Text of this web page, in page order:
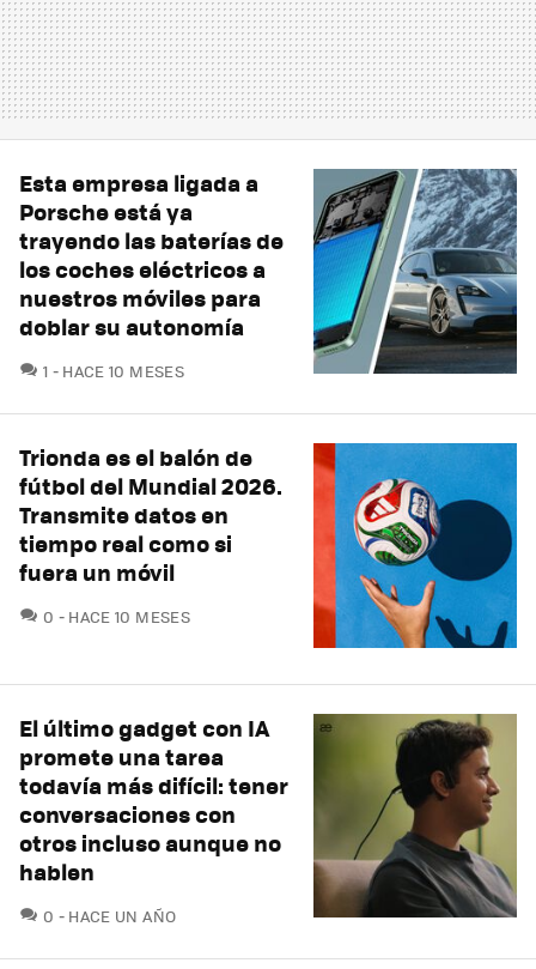
Esta empresa ligada a
Porsche está ya
trayendo las baterías de
los coches eléctricos a
nuestros móviles para
doblar su autonomía
1 COMENTARIOS
HACE 10 MESES
Trionda es el balón de
fútbol del Mundial 2026.
Transmite datos en
tiempo real como si
fuera un móvil
0 COMENTARIOS
HACE 10 MESES
El último gadget con IA
promete una tarea
todavía más difícil: tener
conversaciones con
otros incluso aunque no
hablen
0 COMENTARIOS
HACE UN AÑO